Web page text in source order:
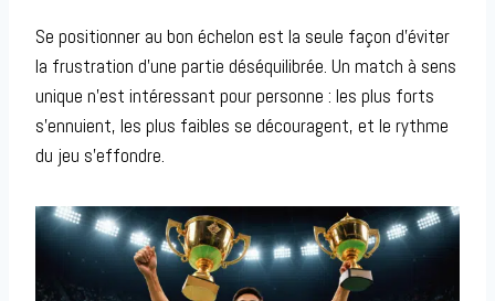
Se positionner au bon échelon est la seule façon d’éviter
la frustration d’une partie déséquilibrée. Un match à sens
unique n’est intéressant pour personne : les plus forts
s’ennuient, les plus faibles se découragent, et le rythme
du jeu s’effondre.